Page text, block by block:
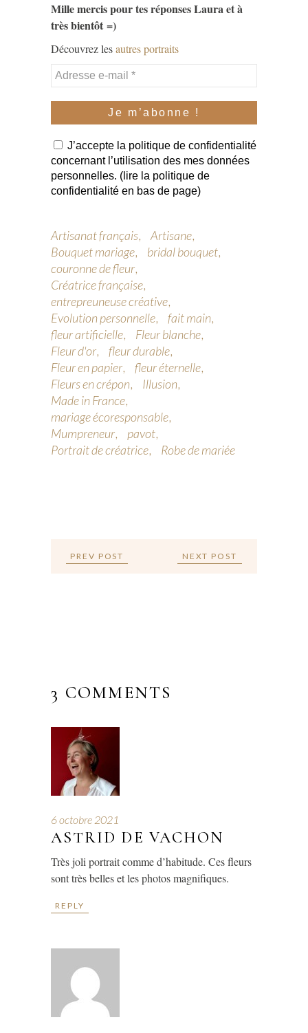
Mille mercis pour tes réponses Laura et à
très bientôt =)
Découvrez lesautres portraits
J’accepte la politique de confidentialité
concernant l’utilisation des mes données
personnelles. (lire la politique de
confidentialité en bas de page)
Artisanat français
Artisane
Bouquet mariage
bridal bouquet
couronne de fleur
Créatrice française
entrepreuneuse créative
Evolution personnelle
fait main
fleur artificielle
Fleur blanche
Fleur d'or
fleur durable
Fleur en papier
fleur éternelle
Fleurs en crépon
Illusion
Made in France
mariage écoresponsable
Mumpreneur
pavot
Portrait de créatrice
Robe de mariée
PREV POST NEXT POST
3 COMMENTS
6 octobre 2021
ASTRID DE VACHON
Très joli portrait comme d’habitude. Ces fleurs
sont très belles et les photos magnifiques.
REPLY